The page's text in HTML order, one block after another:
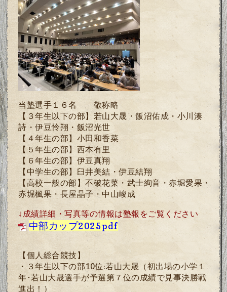
当塾選手１６名 敬称略
【３年生以下の部】若山大晟・飯沼佑成・小川湊
詩・伊豆怜翔・飯沼光世
【４年生の部】小田和香菜
【５年生の部】西本有里
【６年生の部】伊豆真翔
【中学生の部】臼井美結・伊豆結翔
【高校一般の部】不破花菜・武士絢音・赤堀愛果・
赤堀楓果・長屋晶子・中山峻成
↓成績詳細・写真等の情報は塾報をご覧ください
中部カップ2025pdf
【個人総合競技】
・３年生以下の部10位:若山大晟（初出場の小学１
年･若山大晟選手が予選第７位の成績で見事決勝戦
進出！）